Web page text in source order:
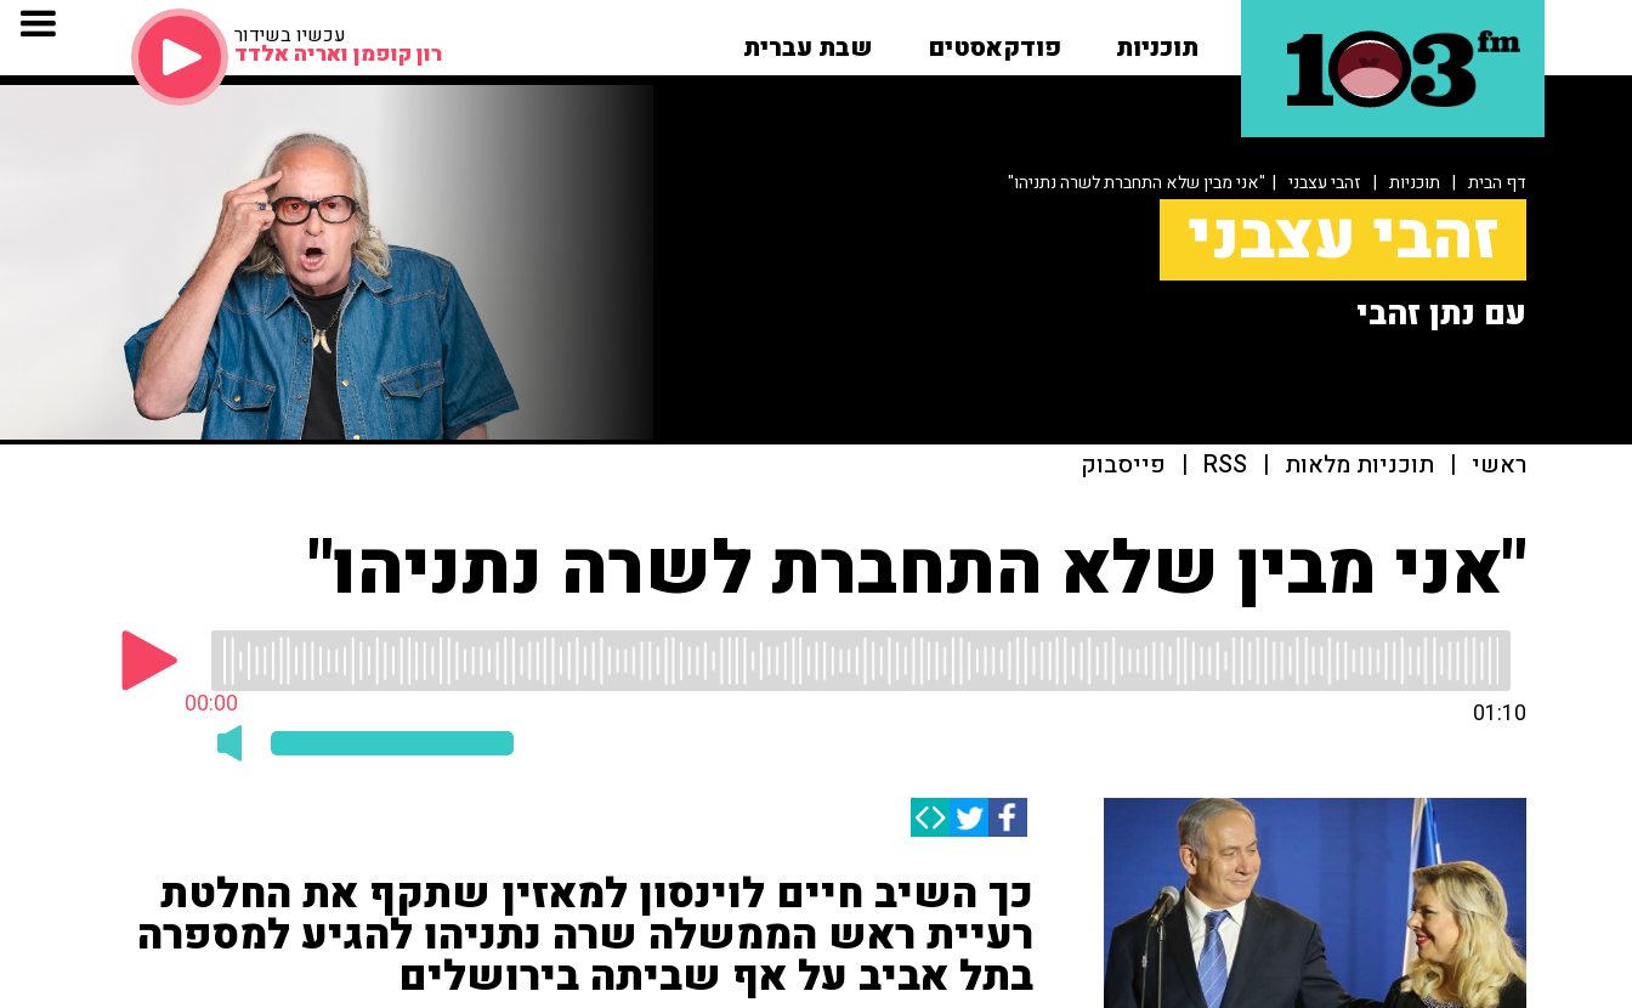
תוכניות פודקאסטים שבת עברית עכשיו בשידור
רון קופמן ואריה אלדד
דף הבית | תוכניות | זהבי עצבני | "אני מבין שלא התחברת לשרה נתניהו"
זהבי עצבני
עם נתן זהבי
ראשי | תוכניות מלאות |
RSS
| פייסבוק
"אני מבין שלא התחברת לשרה נתניהו"
00:00 01:10
כך השיב חיים לוינסון למאזין שתקף את החלטת
רעיית ראש הממשלה שרה נתניהו להגיע למספרה
בתל אביב על אף שביתה בירושלים